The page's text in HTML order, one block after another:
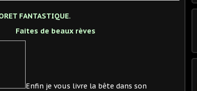
FANTASTIQUE.
Faites de beaux rèves
Enfin je vous livre la bête dans son